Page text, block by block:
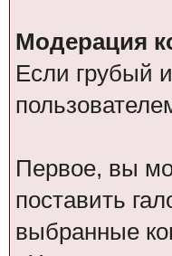
Модерация
Если грубый
Первое, вы
поставить
выбранные